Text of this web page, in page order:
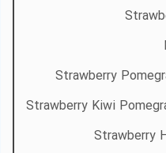
Strawberry
Strawberry Kiwi
Strawberry